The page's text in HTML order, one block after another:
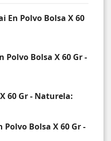
En Polvo Bolsa X 60
Polvo Bolsa X 60 Gr -
60 Gr - Naturela:
Polvo Bolsa X 60 Gr -